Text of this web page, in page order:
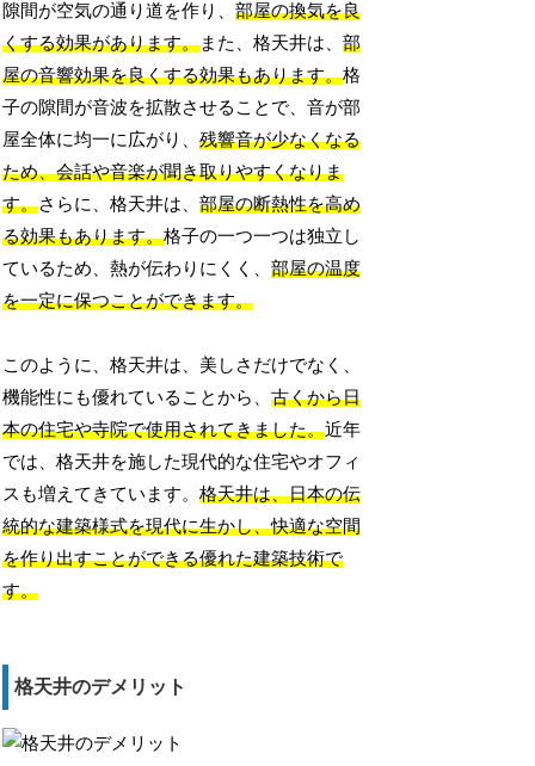
隙間が空気の通り道を作り、部屋の換気を良
くする効果があります。また、格天井は、部
屋の音響効果を良くする効果もあります。格
子の隙間が音波を拡散させることで、音が部
屋全体に均一に広がり、残響音が少なくなる
ため、会話や音楽が聞き取りやすくなりま
す。さらに、格天井は、部屋の断熱性を高め
る効果もあります。格子の一つ一つは独立し
ているため、熱が伝わりにくく、部屋の温度
を一定に保つことができます。
このように、格天井は、美しさだけでなく、
機能性にも優れていることから、古くから日
本の住宅や寺院で使用されてきました。近年
では、格天井を施した現代的な住宅やオフィ
スも増えてきています。格天井は、日本の伝
統的な建築様式を現代に生かし、快適な空間
を作り出すことができる優れた建築技術で
す。
格天井のデメリット